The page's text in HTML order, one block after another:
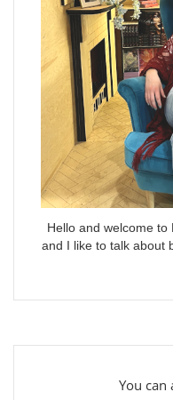
Hello and welcome to
and I like to talk about
You can